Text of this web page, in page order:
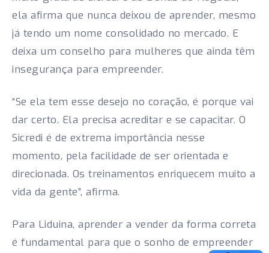
ela afirma que nunca deixou de aprender, mesmo
já tendo um nome consolidado no mercado. E
deixa um conselho para mulheres que ainda têm
insegurança para empreender.
“Se ela tem esse desejo no coração, é porque vai
dar certo. Ela precisa acreditar e se capacitar. O
Sicredi é de extrema importância nesse
momento, pela facilidade de ser orientada e
direcionada. Os treinamentos enriquecem muito a
vida da gente”, afirma.
Para Liduina, aprender a vender da forma correta
é fundamental para que o sonho de empreender